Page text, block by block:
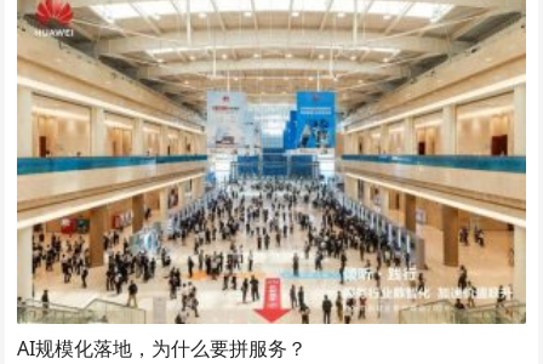
AI规模化落地，为什么要拼服务？